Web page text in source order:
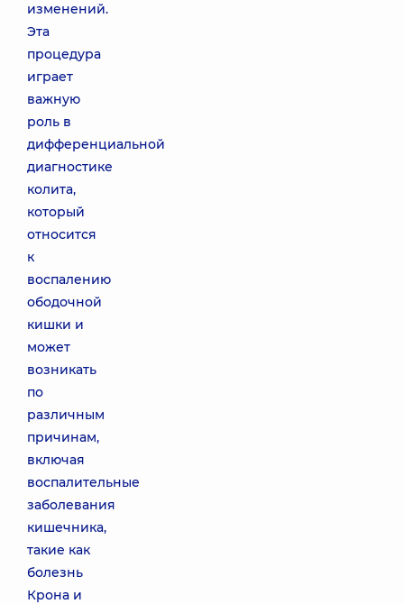
изменений.
Эта
процедура
играет
важную
роль в
дифференциальной
диагностике
колита,
который
относится
к
воспалению
ободочной
кишки и
может
возникать
по
различным
причинам,
включая
воспалительные
заболевания
кишечника,
такие как
болезнь
Крона и